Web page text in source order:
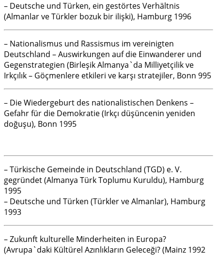
– Deutsche und Türken, ein gestörtes Verhältnis
(Almanlar ve Türkler bozuk bir ilişki), Hamburg 1996
– Nationalismus und Rassismus im vereinigten
Deutschland – Auswirkungen auf die Einwanderer und
Gegenstrategien (Birleşik Almanya`da Milliyetçilik ve
Irkçılık – Göçmenlere etkileri ve karşı stratejiler, Bonn 995
– Die Wiedergeburt des nationalistischen Denkens –
Gefahr für die Demokratie (Irkçı düşüncenin yeniden
doğuşu), Bonn 1995
– Türkische Gemeinde in Deutschland (TGD) e. V.
gegründet (Almanya Türk Toplumu Kuruldu), Hamburg
1995
– Deutsche und Türken (Türkler ve Almanlar), Hamburg
1993
– Zukunft kulturelle Minderheiten in Europa?
(Avrupa`daki Kültürel Azınlıkların Geleceği? (Mainz 1992